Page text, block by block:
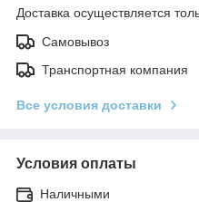
Доставка осуществляется
Самовывоз
Транспортная компания
Все условия доставки
Условия оплаты
Наличными